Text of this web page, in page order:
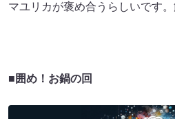
マユリカが褒め合うらしいです
■囲め！お鍋の回